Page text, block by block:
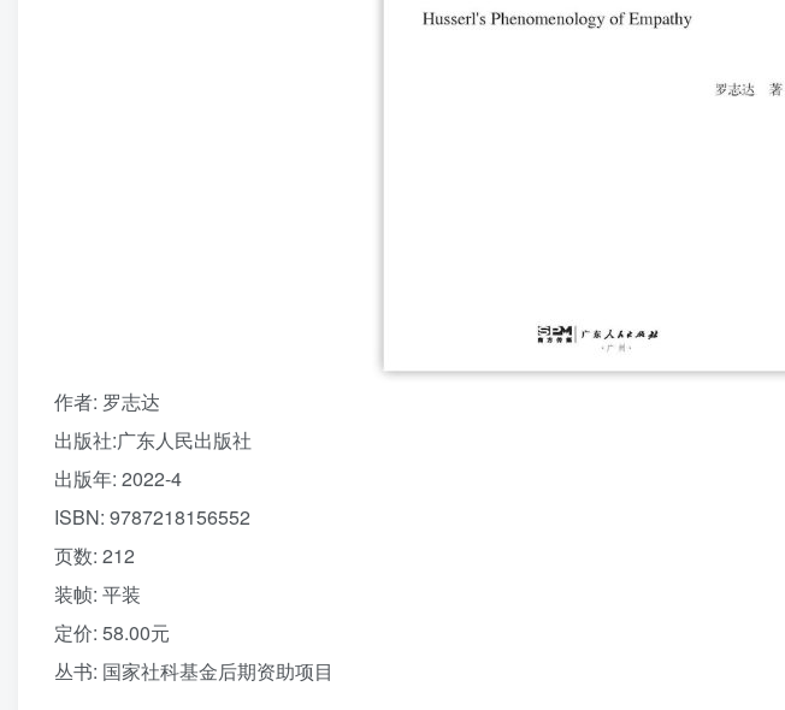
作者: 罗志达
出版社:广东人民出版社
出版年: 2022-4
ISBN: 9787218156552
页数: 212
装帧: 平装
定价: 58.00元
丛书: 国家社科基金后期资助项目
登录密码
记住登录